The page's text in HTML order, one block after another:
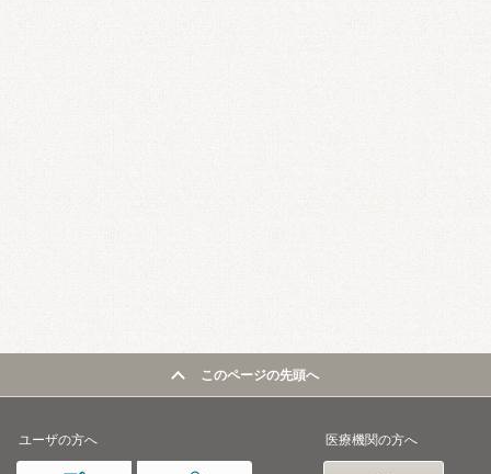
このページの先頭へ
ユーザの方へ 医療機関の方へ